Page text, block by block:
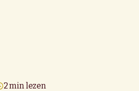
2 min lezen